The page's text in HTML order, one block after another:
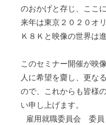
のおかげと存じ、ここ
来年は東京２０２０オ
Ｋ８Ｋと映像の世界は
このセミナー開催が映
人に希望を齎し、更な
ので、これからも皆様
い申し上げます。
雇用就職委員会 委